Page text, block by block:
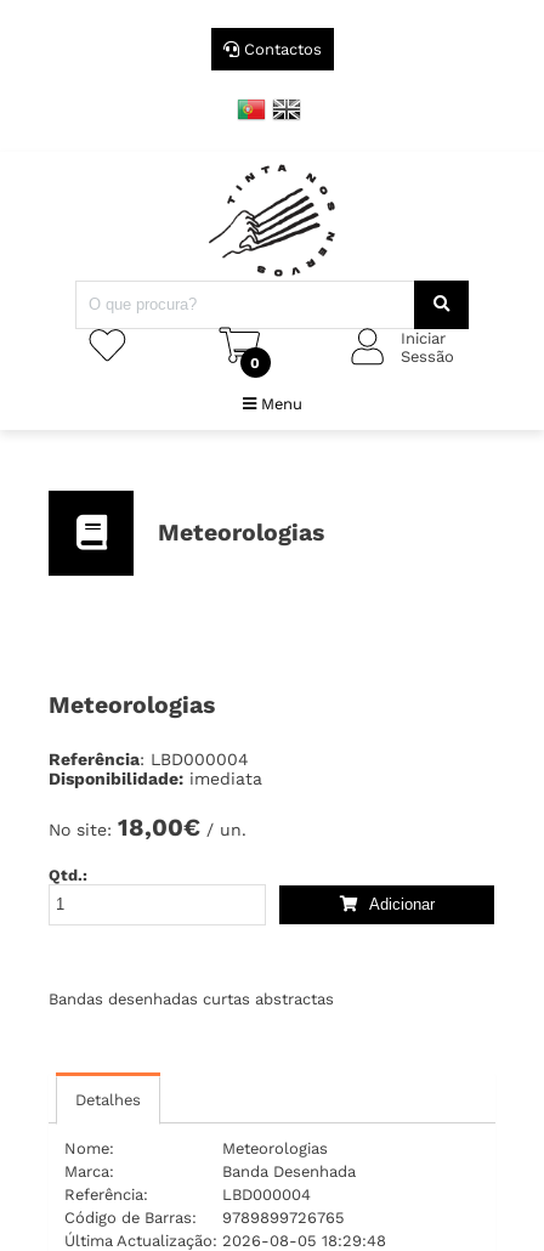
Contactos
0
Iniciar
Sessão
Menu
Meteorologias
Meteorologias
Referência: LBD000004
Disponibilidade: imediata
No site: 18,00€ / un.
Qtd.:
Adicionar
Bandas desenhadas curtas abstractas
Detalhes
Nome:
Meteorologias
Marca:
Banda Desenhada
Referência:
LBD000004
Código de Barras:
9789899726765
Última Actualização: 2026-08-05 18:29:48